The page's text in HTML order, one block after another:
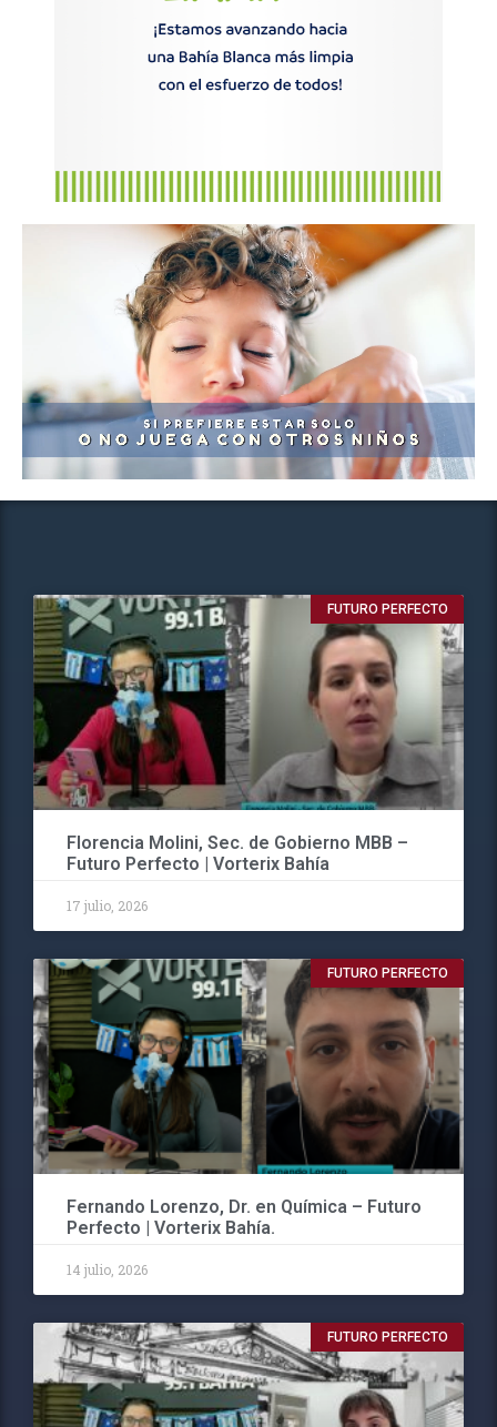
FUTURO PERFECTO
Florencia Molini, Sec. de Gobierno MBB –
Futuro Perfecto | Vorterix Bahía
17 julio, 2026
FUTURO PERFECTO
Fernando Lorenzo, Dr. en Química – Futuro
Perfecto | Vorterix Bahía.
14 julio, 2026
FUTURO PERFECTO